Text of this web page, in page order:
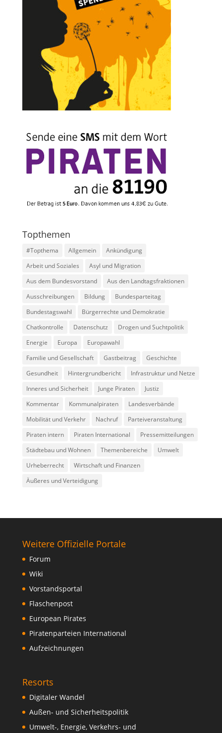
Topthemen
#Topthema Allgemein
Ankündigung
Arbeit und Soziales
Asyl und Migration
Aus dem Bundesvorstand
Aus den Landtagsfraktionen
Ausschreibungen
Bildung
Bundesparteitag
Bundestagswahl
Bürgerrechte und Demokratie
Chatkontrolle
Datenschutz
Drogen und Suchtpolitik
Energie
Europa
Europawahl
Familie und Gesellschaft
Gastbeitrag
Geschichte
Gesundheit
Hintergrundbericht
Infrastruktur und Netze
Inneres und Sicherheit
Junge Piraten
Justiz
Kommentar
Kommunalpiraten
Landesverbände
Mobilität und Verkehr
Nachruf
Parteiveranstaltung
Piraten intern
Piraten International
Pressemitteilungen
Städtebau und Wohnen
Themenbereiche
Umwelt
Urheberrecht
Wirtschaft und Finanzen
Äußeres und Verteidigung
Weitere Offizielle Portale
Forum
Wiki
Vorstandsportal
Flaschenpost
European Pirates
Piratenparteien International
Aufzeichnungen
Resorts
Digitaler Wandel
Außen- und Sicherheitspolitik
Umwelt-, Energie, Verkehrs- und